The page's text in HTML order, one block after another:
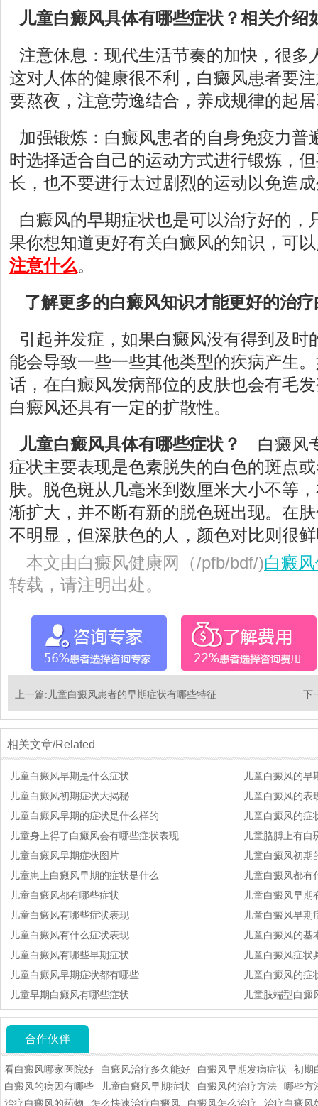
儿童白癜风具体有哪些症状？相关介绍
注意休息：现代生活节奏的加快，很多
这对人体的健康很不利，白癜风患者要
要熬夜，注意劳逸结合，养成规律的起
加强锻炼：白癜风患者的自身免疫力普
时选择适合自己的运动方式进行锻炼，
长，也不要进行太过剧烈的运动以免造
白癜风的早期症状也是可以治疗好的，
果你想知道更好有关白癜风的知识，可
注意什么。
了解更多的白癜风知识才能更好的治
引起并发症，如果白癜风没有得到及时
能会导致一些一些其他类型的疾病产生
话，在白癜风发病部位的皮肤也会有毛
白癜风还具有一定的扩散性。
儿童白癜风具体有哪些症状？
白癜风
症状主要表现是色素脱失的白色的斑点
肤。脱色斑从几毫米到数厘米大小不等
渐扩大，并不断有新的脱色斑出现。在
不明显，但深肤色的人，颜色对比则很
本文由白癜风健康网（/pfb/bdf/)白癜
转载，请注明出处。
上一篇: 儿童白癜风患者的早期症状有哪些特征 下
相关文章/Related
儿童白癜风早期是什么症状
儿童白癜风的早
儿童白癜风初期症状大揭秘
儿童白癜风的表
儿童白癜风早期的症状是什么样的
儿童白癜风的症
儿童身上得了白癜风会有哪些症状表现
儿童胳膊上有白
儿童白癜风早期症状图片
儿童白癜风初期
儿童患上白癜风早期的症状是什么
儿童白癜风都有
儿童白癜风都有哪些症状
儿童白癜风早期
儿童白癜风有哪些症状表现
儿童白癜风早期
儿童白癜风有什么症状表现
儿童白癜风的基
儿童白癜风有哪些早期症状
儿童白癜风症状
儿童白癜风早期症状都有哪些
儿童白癜风的症
儿童早期白癜风有哪些症状
儿童肢端型白癜
合作伙伴
看白癜风哪家医院好 白癜风治疗多久能好 白癜风早期发病症状
初期
白癜风的病因有哪些
儿童白癜风早期症状 白癜风的治疗方法
哪些方
治疗白癜风的药物
怎么快速治疗白癜风 白癜风怎么治疗 治疗白癜风